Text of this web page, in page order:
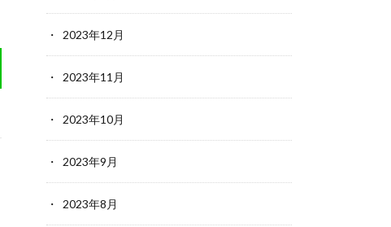
2023年12月
2023年11月
2023年10月
2023年9月
2023年8月